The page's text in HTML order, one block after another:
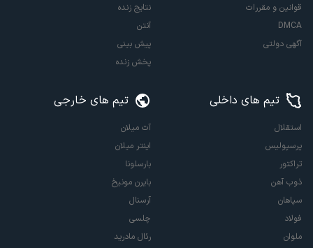
قوانین و مقررات
DMCA
آگهی دولتی
نتایج زنده
آنتن
پیش بینی
پخش زنده
تیم های داخلی
استقلال
پرسپولیس
تراکتور
ذوب آهن
سپاهان
فولاد
ملوان
تیم های خارجی
آث میلان
اینتر میلان
بارسلونا
بایرن مونیخ
آرسنال
چلسی
رئال مادرید